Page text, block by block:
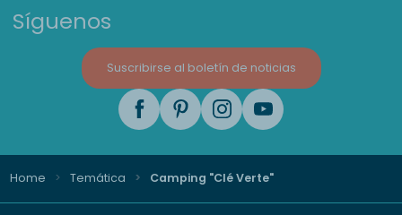
Síguenos
Suscribirse al boletín de noticias
Home Temática Camping "Clé Verte"